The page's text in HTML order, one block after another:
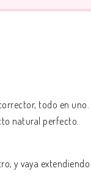
todo en
natural perfecto.
y vaya extendiendo